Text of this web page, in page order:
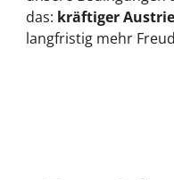
das: kräftiger
langfristig mehr